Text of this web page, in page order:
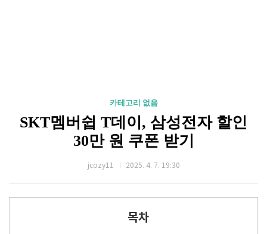
카테고리 없음
SKT멤버쉽 T데이, 삼성전자 할인
30만 원 쿠폰 받기
jcozy11 2025. 4. 7. 19:30
목차